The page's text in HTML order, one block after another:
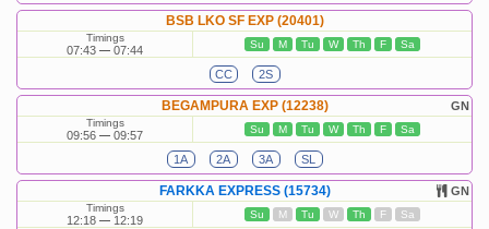
BSB LKO SF EXP (20401)
Timings
07:43 07:44 Su M Tu W Th F Sa
CC 2S
GN
BEGAMPURA EXP (12238)
Timings
09:56 09:57 Su M Tu W Th F Sa
1A 2A 3A SL
GN
FARKKA EXPRESS (15734)
Timings
12:18 12:19 Su M Tu W Th F Sa